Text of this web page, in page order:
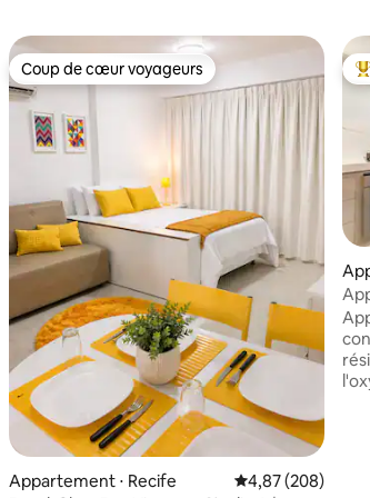
sur la base de 176 commentaires : 4,83
Coup de cœur voyageurs
Coup de cœur voyageurs
Appartement ⋅ Recife Évaluation
4,87 (208)
Fi